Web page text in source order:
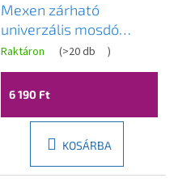
Mexen zárható
univerzális mosdó
lefolyó kör, ClickClack,
fekete, 79930-70
Raktáron (>20 db )
6 190 Ft
KOSÁRBA